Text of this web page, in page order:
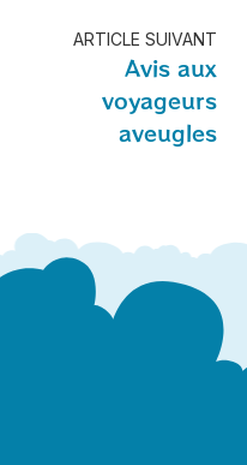
ARTICLE SUIVANT
Avis aux
voyageurs
aveugles